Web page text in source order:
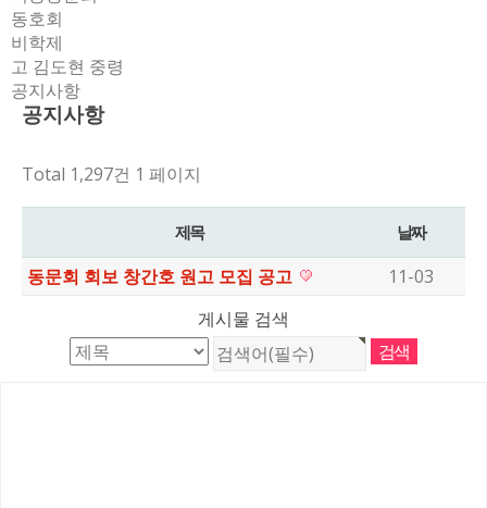
동호회
비학제
고 김도현 중령
공지사항
공지사항
Total 1,297건 1 페이지
제목 날짜
동문회 회보 창간호 원고 모집 공고
11-03
게시물 검색